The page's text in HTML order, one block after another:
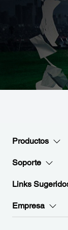
Productos
Soporte
Links
Empresa